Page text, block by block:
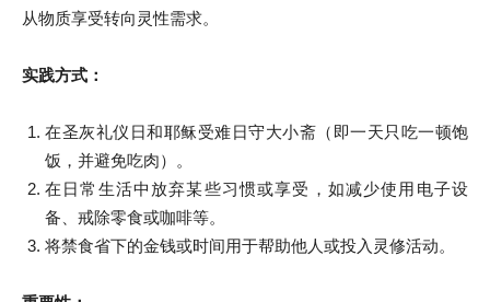
从物质享受转向灵性需求。
实践方式：
在圣灰礼仪日和耶稣受难日守大小斋（即一天只吃一顿饱
饭，并避免吃肉）。
在日常生活中放弃某些习惯或享受，如减少使用电子设
备、戒除零食或咖啡等。
将禁食省下的金钱或时间用于帮助他人或投入灵修活动。